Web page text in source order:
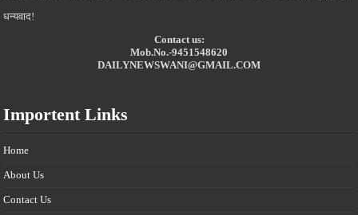
धन्यवाद!
Contact us:
Mob.No.-9451548620
DAILYNEWSWANI@GMAIL.COM
Importent Links
Home
About Us
Contact Us